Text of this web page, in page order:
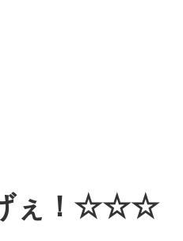
ぇ！☆☆☆